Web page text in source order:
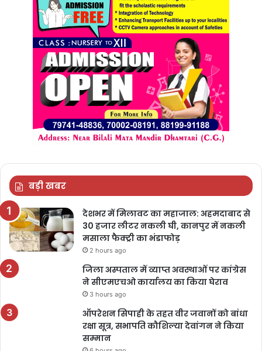
बड़ी खबर
देशभर में मिलावट का महाजाल: अहमदाबाद से
30 हजार लीटर नकली घी, कानपुर में नकली
मसाला फैक्ट्री का भंडाफोड़
2 hours ago
जिला अस्पताल में व्याप्त अवस्थाओं पर कांग्रेस
ने सीएमएचओ कार्यालय का किया घेराव
3 hours ago
ऑपरेशन सिपाही के तहत वीर जवानों को बांधा
रक्षा सूत्र, सभापति कौशिल्या देवांगन ने किया
सम्मान